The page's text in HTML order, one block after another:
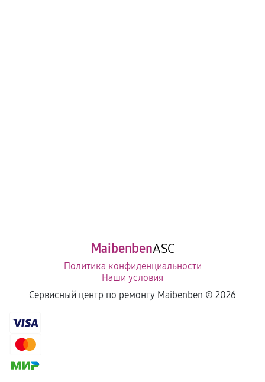
MaibenbenASC
Политика конфиденциальности
Наши условия
Сервисный центр по ремонту Maibenben © 2026